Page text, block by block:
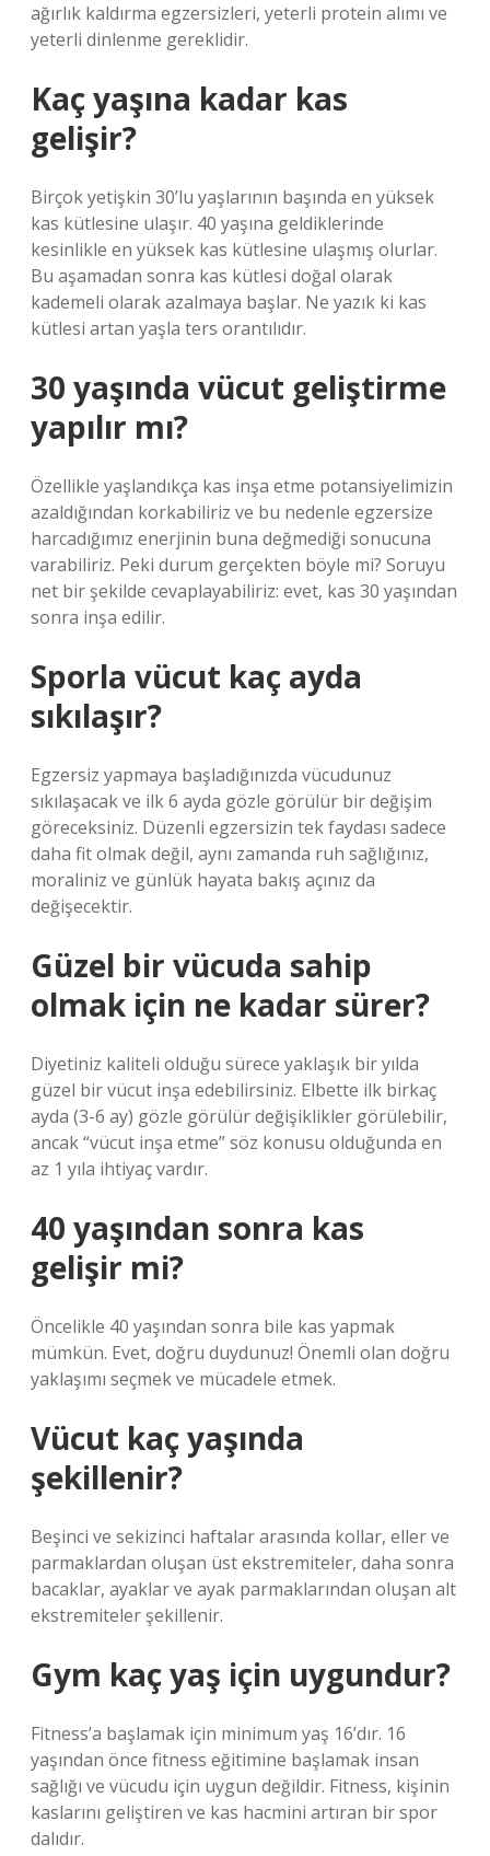
ağırlık kaldırma egzersizleri, yeterli protein alımı ve
yeterli dinlenme gereklidir.
Kaç yaşına kadar kas
gelişir?
Birçok yetişkin 30’lu yaşlarının başında en yüksek
kas kütlesine ulaşır. 40 yaşına geldiklerinde
kesinlikle en yüksek kas kütlesine ulaşmış olurlar.
Bu aşamadan sonra kas kütlesi doğal olarak
kademeli olarak azalmaya başlar. Ne yazık ki kas
kütlesi artan yaşla ters orantılıdır.
30 yaşında vücut geliştirme
yapılır mı?
Özellikle yaşlandıkça kas inşa etme potansiyelimizin
azaldığından korkabiliriz ve bu nedenle egzersize
harcadığımız enerjinin buna değmediği sonucuna
varabiliriz. Peki durum gerçekten böyle mi? Soruyu
net bir şekilde cevaplayabiliriz: evet, kas 30 yaşından
sonra inşa edilir.
Sporla vücut kaç ayda
sıkılaşır?
Egzersiz yapmaya başladığınızda vücudunuz
sıkılaşacak ve ilk 6 ayda gözle görülür bir değişim
göreceksiniz. Düzenli egzersizin tek faydası sadece
daha fit olmak değil, aynı zamanda ruh sağlığınız,
moraliniz ve günlük hayata bakış açınız da
değişecektir.
Güzel bir vücuda sahip
olmak için ne kadar sürer?
Diyetiniz kaliteli olduğu sürece yaklaşık bir yılda
güzel bir vücut inşa edebilirsiniz. Elbette ilk birkaç
ayda (3-6 ay) gözle görülür değişiklikler görülebilir,
ancak “vücut inşa etme” söz konusu olduğunda en
az 1 yıla ihtiyaç vardır.
40 yaşından sonra kas
gelişir mi?
Öncelikle 40 yaşından sonra bile kas yapmak
mümkün. Evet, doğru duydunuz! Önemli olan doğru
yaklaşımı seçmek ve mücadele etmek.
Vücut kaç yaşında
şekillenir?
Beşinci ve sekizinci haftalar arasında kollar, eller ve
parmaklardan oluşan üst ekstremiteler, daha sonra
bacaklar, ayaklar ve ayak parmaklarından oluşan alt
ekstremiteler şekillenir.
Gym kaç yaş için uygundur?
Fitness’a başlamak için minimum yaş 16’dır. 16
yaşından önce fitness eğitimine başlamak insan
sağlığı ve vücudu için uygun değildir. Fitness, kişinin
kaslarını geliştiren ve kas hacmini artıran bir spor
dalıdır.